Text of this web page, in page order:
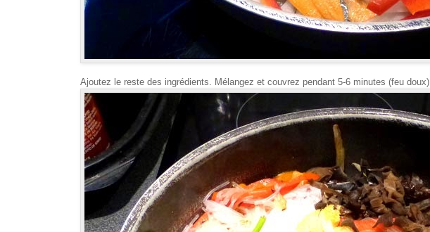
Ajoutez le reste des ingrédients. Mélangez et couvrez pendant 5-6 minutes (feu doux).